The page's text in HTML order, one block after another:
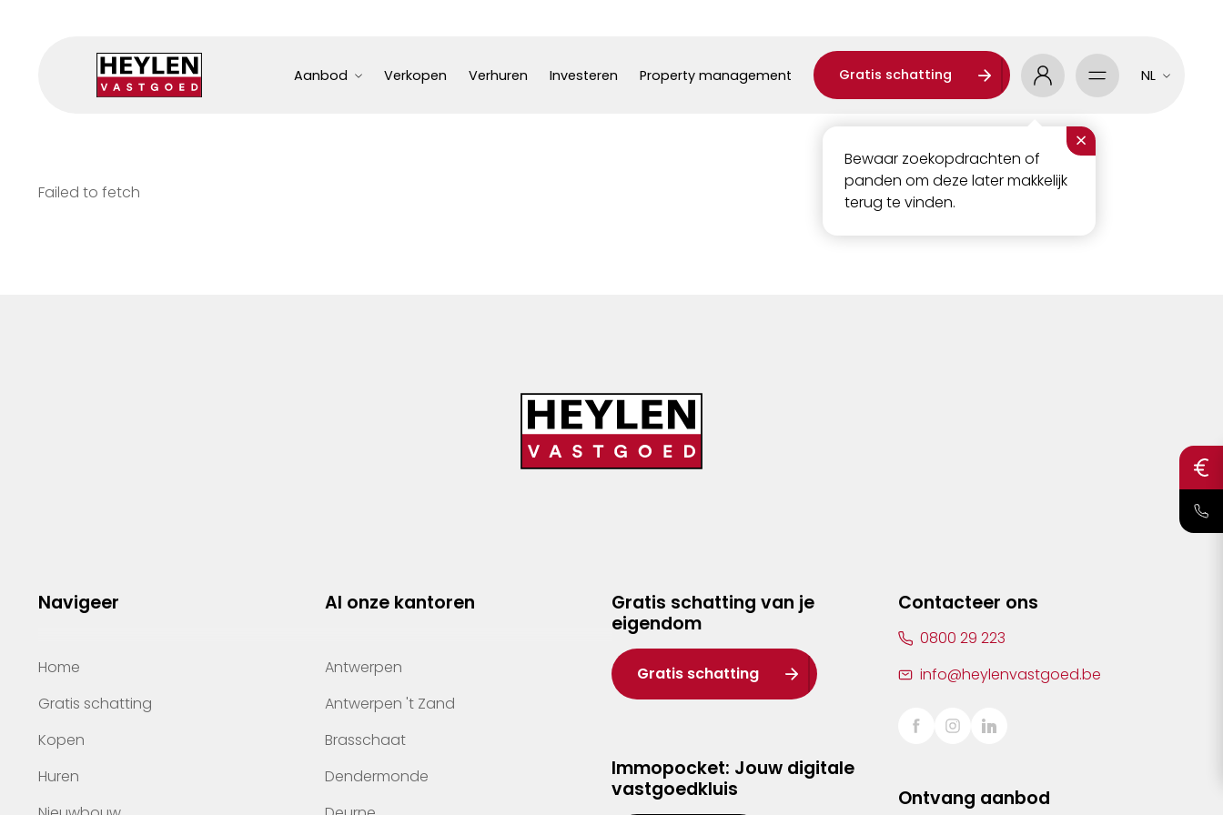
Aanbod Verkopen Verhuren Investeren Property management Gratis schatting
×
Bewaar zoekopdrachten of
panden om deze later makkelijk
terug te vinden.
NL
Failed to fetch
Navigeer
Home
Gratis schatting
Kopen
Huren
Al onze kantoren
Antwerpen
Antwerpen 't Zand
Brasschaat
Dendermonde
Gratis schatting van je
eigendom
Gratis schatting
Immopocket: Jouw digitale
vastgoedkluis
Contacteer ons
0800 29 223
info@heylenvastgoed.be
Ontvang aanbod